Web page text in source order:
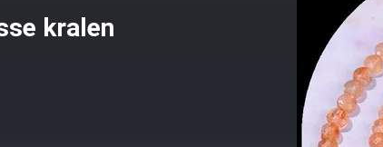
kralen